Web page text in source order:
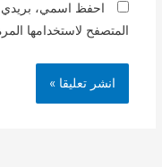
احفظ اسمي، بريدي
المتصفح لاستخدامها